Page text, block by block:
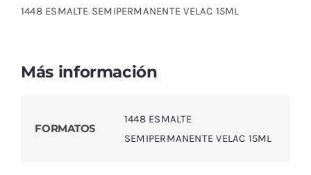
1448 ESMALTE SEMIPERMANENTE VELAC 15ML
Más información
FORMATOS
1448 ESMALTE
SEMIPERMANENTE VELAC 15ML